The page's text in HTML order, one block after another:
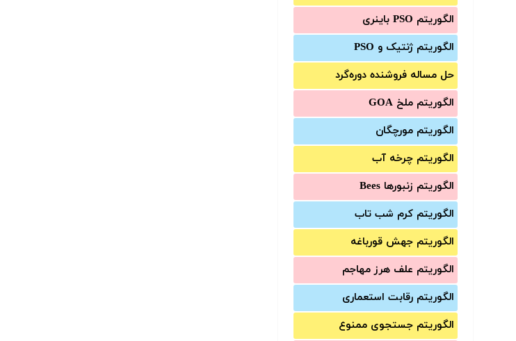
الگوریتم PSO باینری
الگوریتم ژنتیک و PSO
حل مساله فروشنده دوره‌گرد
الگوریتم ملخ GOA
الگوریتم مورچگان
الگوریتم چرخه آب
الگوریتم زنبورها Bees
الگوریتم کرم شب تاب
الگوریتم جهش قورباغه
الگوریتم علف هرز مهاجم
الگوریتم رقابت استعماری
الگوریتم جستجوی ممنوع